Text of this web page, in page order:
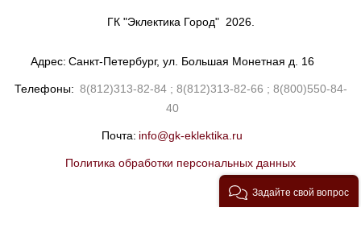
ГК "Эклектика Город" 2026.
Адрес Санкт-Петербург, ул. Большая Монетная д. 16
Телефоны 8(812)313-82-84 8(812)313-82-66
8(800)550-84-
40
Почта info@gk-eklektika.ru
Политика обработки персональных данных
Задайте свой вопрос